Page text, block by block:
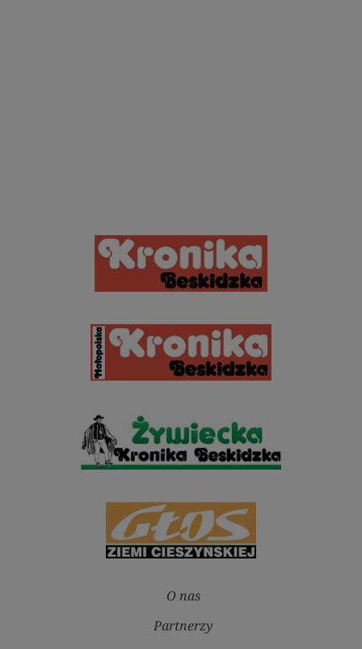
O nas
Partnerzy